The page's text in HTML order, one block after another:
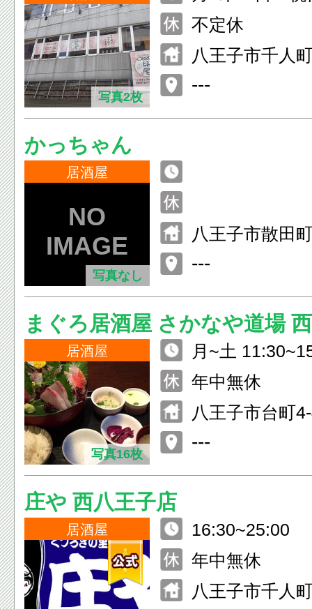
写真2枚
00 金・土・祝
不定休
八王子市千人
---
かっちゃん
居酒屋
写真なし
八王子市散田
---
まぐろ居酒屋 さかなや道場
居酒屋
写真16枚
月~土
30） 月~日 16:00~翌3:00
年中無休
八王子市台町
---
庄や 西八王子店
居酒屋
16:30~25:00
年中無休
八王子市千人